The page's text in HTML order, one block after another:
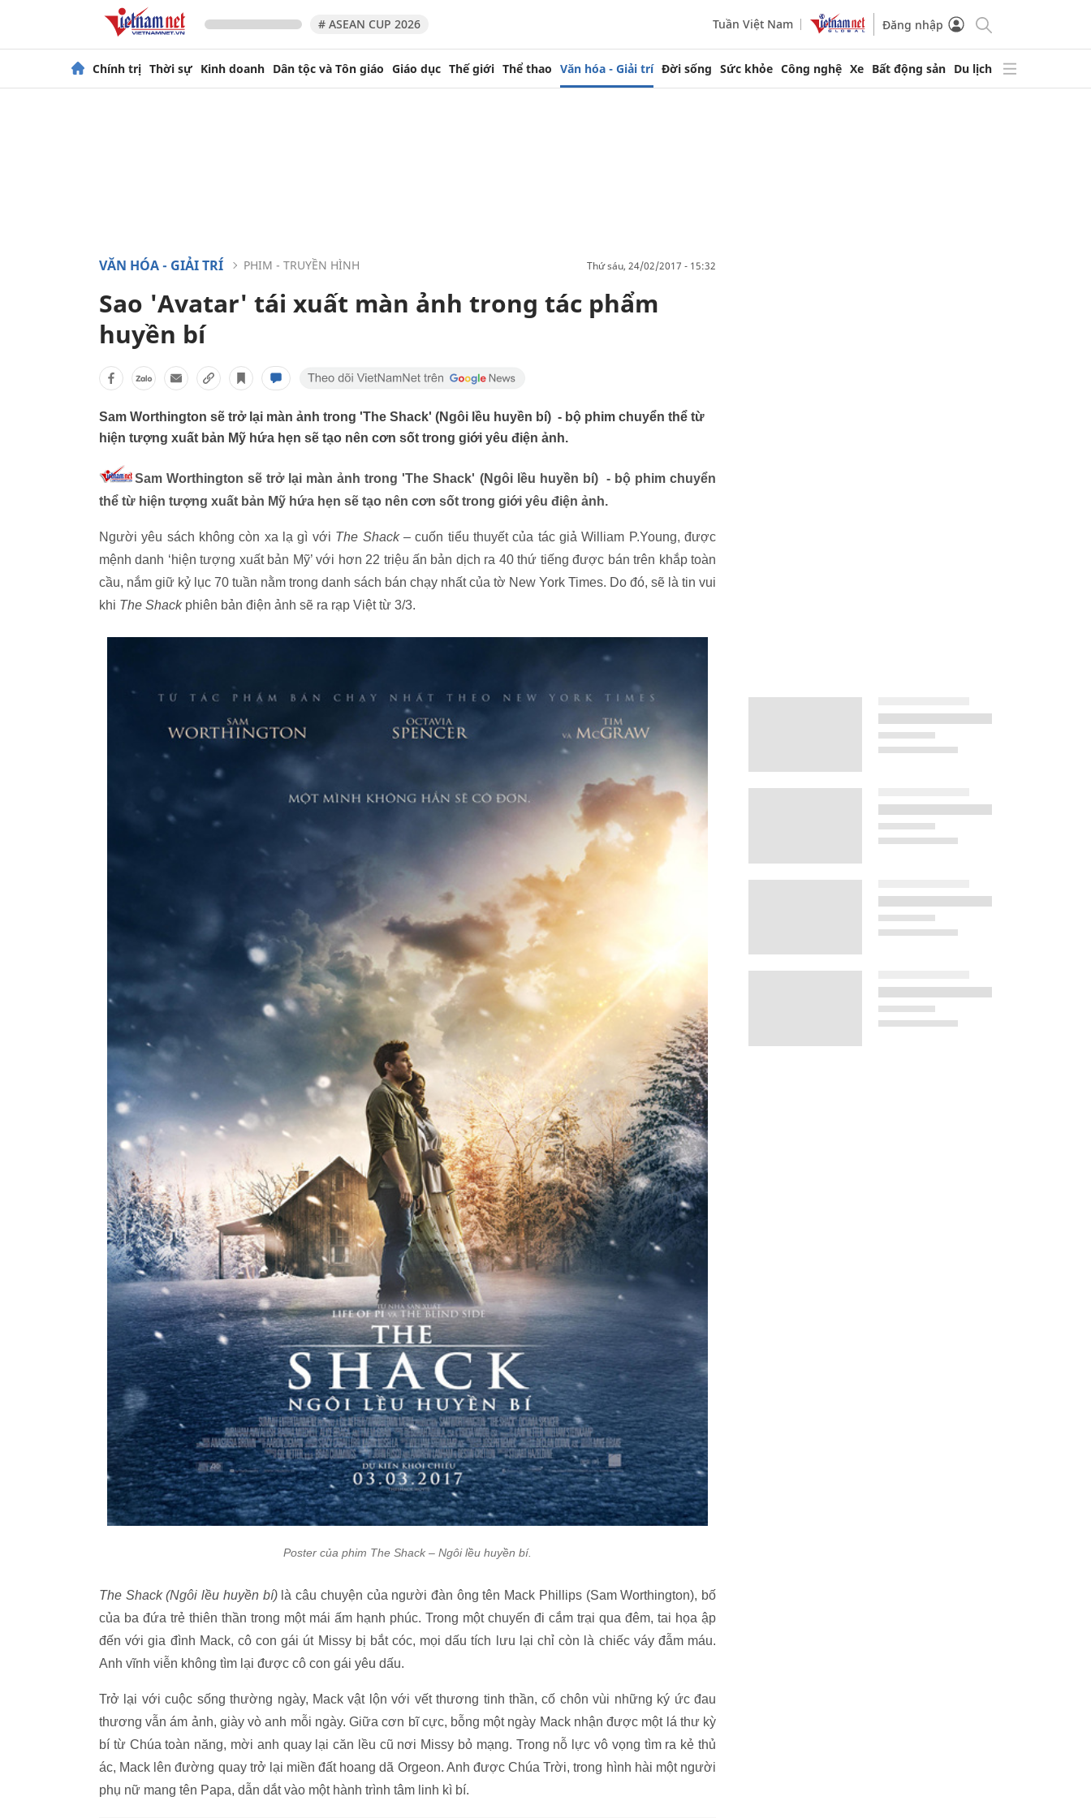
# ASEAN CUP 2026 Tuần Việt Nam Đăng nhập
Chính trị Thời sự Kinh doanh Dân tộc và Tôn giáo Giáo dục Thế giới Thể thao Văn hóa - Giải trí Đời sống Sức khỏe Công nghệ Xe Bất động sản Du lịch
VĂN HÓA - GIẢI TRÍ PHIM - TRUYỀN HÌNH thứ sáu, 24/02/2017 - 15:32
Sao 'Avatar' tái xuất màn ảnh trong tác phẩm
huyền bí
Sam Worthington sẽ trở lại màn ảnh trong 'The Shack' (Ngôi lều huyền bí) - bộ phim chuyển thể từ
hiện tượng xuất bản Mỹ hứa hẹn sẽ tạo nên cơn sốt trong giới yêu điện ảnh.
Sam Worthington sẽ trở lại màn ảnh trong 'The Shack' (Ngôi lều huyền bí) - bộ phim chuyển
thể từ hiện tượng xuất bản Mỹ hứa hẹn sẽ tạo nên cơn sốt trong giới yêu điện ảnh.
Người yêu sách không còn xa lạ gì với The Shack –cuốn tiểu thuyết của tác giả William P.Young, được
mệnh danh ‘hiện tượng xuất bản Mỹ’ với hơn 22 triệu ấn bản dịch ra 40 thứ tiếng được bán trên khắp toàn
cầu, nắm giữ kỷ lục 70 tuần nằm trong danh sách bán chạy nhất của tờ New York Times. Do đó, sẽ là tin vui
khi The Shack phiên bản điện ảnh sẽ ra rạp Việt từ 3/3.
Poster của phim The Shack – Ngôi lều huyền bí.
The Shack (Ngôi lều huyền bí)là câu chuyện của người đàn ông tên Mack Phillips (Sam Worthington), bố
của ba đứa trẻ thiên thần trong một mái ấm hạnh phúc. Trong một chuyến đi cắm trại qua đêm, tai họa ập
đến với gia đình Mack, cô con gái út Missy bị bắt cóc, mọi dấu tích lưu lại chỉ còn là chiếc váy đẫm máu.
Anh vĩnh viễn không tìm lại được cô con gái yêu dấu.
Trở lại với cuộc sống thường ngày, Mack vật lộn với vết thương tinh thần, cố chôn vùi những ký ức đau
thương vẫn ám ảnh, giày vò anh mỗi ngày. Giữa cơn bĩ cực, bỗng một ngày Mack nhận được một lá thư kỳ
bí từ Chúa toàn năng, mời anh quay lại căn lều cũ nơi Missy bỏ mạng. Trong nỗ lực vô vọng tìm ra kẻ thủ
ác, Mack lên đường quay trở lại miền đất hoang dã Orgeon. Anh được Chúa Trời, trong hình hài một người
phụ nữ mang tên Papa, dẫn dắt vào một hành trình tâm linh kì bí.